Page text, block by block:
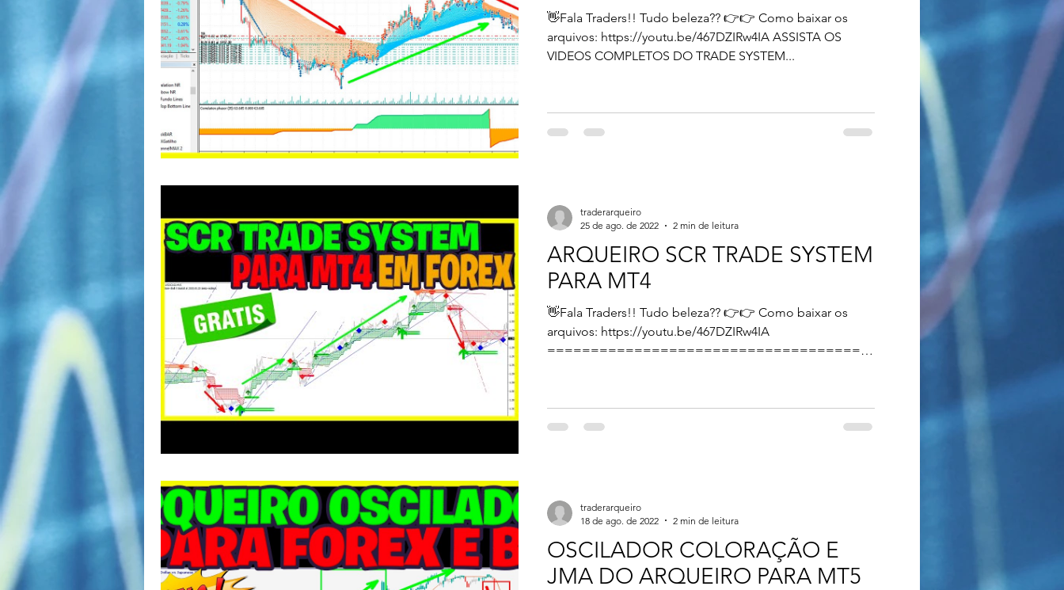
👋Fala Traders!! Tudo beleza?? 👉👉 Como baixar os
arquivos: https://youtu.be/467DZIRw4IA ASSISTA OS
VIDEOS COMPLETOS DO TRADE SYSTEM...
ARQUEIRO SCR TRADE SYSTEM
PARA MT4
👋Fala Traders!! Tudo beleza?? 👉👉 Como baixar os
arquivos: https://youtu.be/467DZIRw4IA
====================================
traderarqueiro
25 de ago. de 2022
2 min de leitura
OSCILADOR COLORAÇÃO E
JMA DO ARQUEIRO PARA MT5
traderarqueiro
18 de ago. de 2022
2 min de leitura